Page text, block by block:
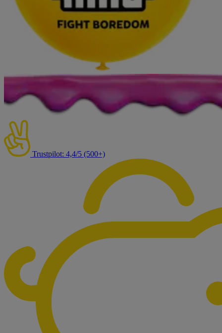
Trustpilot: 4,4/5 (500+)